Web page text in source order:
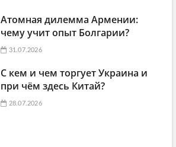
Атомная дилемма Армении:
чему учит опыт Болгарии?
31.07.2026
С кем и чем торгует Украина и
при чём здесь Китай?
28.07.2026